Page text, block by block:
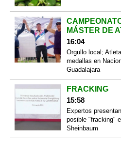
MÁSTER DE
16:04
Orgullo local;
medallas en
Guadalajara
FRACKING
15:58
Expertos
posible "fracking"
Sheinbaum